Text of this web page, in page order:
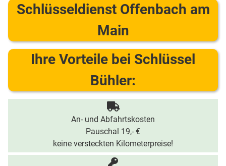
Schlüsseldienst Offenbach am
Main
Ihre Vorteile bei Schlüssel
Bühler:
An- und Abfahrtskosten
Pauschal 19,- €
keine versteckten Kilometerpreise!